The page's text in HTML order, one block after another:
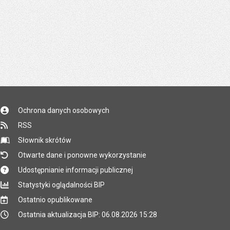
Ochrona danych osobowych
RSS
Słownik skrótów
Otwarte dane i ponowne wykorzystanie
Udostępnianie informacji publicznej
Statystyki oglądalności BIP
Ostatnio opublikowane
Ostatnia aktualizacja BIP: 06.08.2026 15:28